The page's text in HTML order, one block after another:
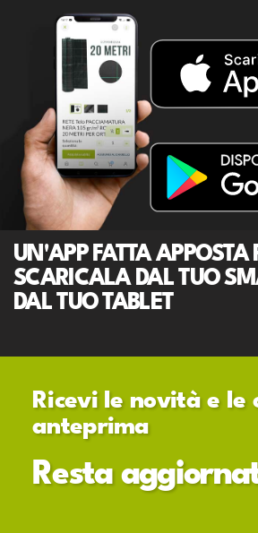
UN'APP FATTA APPOSTA
SCARICALA DAL TUO
DAL TUO TABLET
Ricevi le novità e le
anteprima
Resta